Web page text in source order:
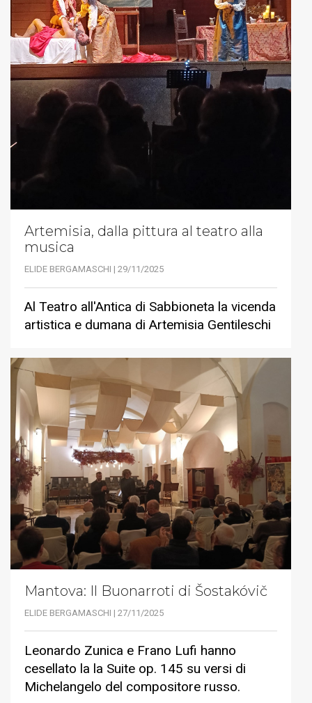
Artemisia, dalla pittura al teatro alla
musica
ELIDE BERGAMASCHI | 29/11/2025
Al Teatro all'Antica di Sabbioneta la vicenda
artistica e dumana di Artemisia Gentileschi
Mantova: Il Buonarroti di Šostakóvič
ELIDE BERGAMASCHI | 27/11/2025
Leonardo Zunica e Frano Lufi hanno
cesellato la la Suite op. 145 su versi di
Michelangelo del compositore russo.